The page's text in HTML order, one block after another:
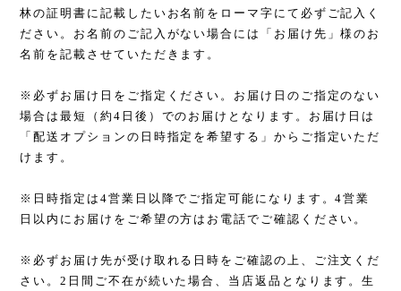
林の証明書に記載したいお名前をローマ字にて必ずご記入く
ださい。お名前のご記入がない場合には「お届け先」様のお
名前を記載させていただきます。
※必ずお届け日をご指定ください。お届け日のご指定のない
場合は最短（約4日後）でのお届けとなります。お届け日は
「配送オプションの日時指定を希望する」からご指定いただ
けます。
※日時指定は4営業日以降でご指定可能になります。4営業
日以内にお届けをご希望の方はお電話でご確認ください。
※必ずお届け先が受け取れる日時をご確認の上、ご注文くだ
さい。2日間ご不在が続いた場合、当店返品となります。生